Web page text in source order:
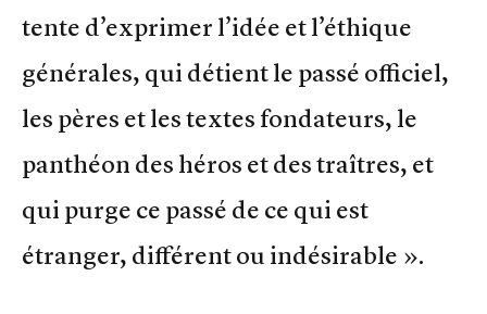
tente d’exprimer l’idée et l’éthique
générales, qui détient le passé officiel,
les pères et les textes fondateurs, le
panthéon des héros et des traîtres, et
qui purge ce passé de ce qui est
étranger, différent ou indésirable ».